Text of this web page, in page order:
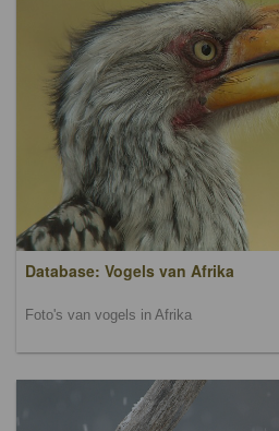
Database: Vogels van Afrika
Foto's van vogels in Afrika